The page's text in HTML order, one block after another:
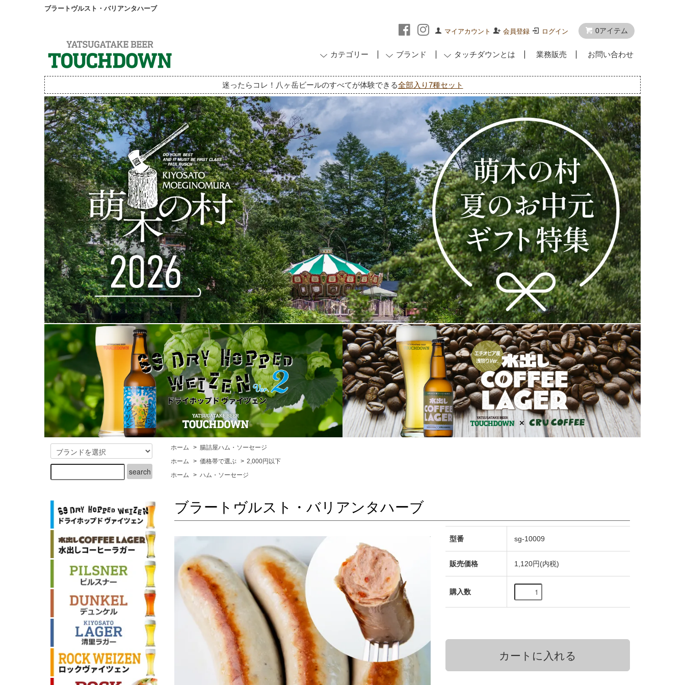
ブラートヴルスト・バリアンタハーブ
0アイテム
マイアカウント 会員登録 ログイン
カテゴリー ブランド タッチダウンとは 業務販売 お問い合わせ
迷ったらコレ！八ヶ岳ビールのすべてが体験できる全部入り7種セット
ホーム > 腸詰屋ハム・ソーセージ
ホーム
> 価格帯で選ぶ > 2,000円以下
ホーム
> ハム・ソーセージ
ブラートヴルスト・バリアンタハーブ
型番 sg-10009
販売価格 1,120円(内税)
購入数